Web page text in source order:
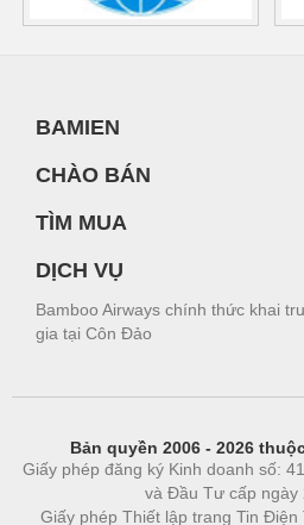
BAMIEN
CHÀO BÁN
TÌM MUA
DỊCH VỤ
Bamboo Airways chính thức khai
gia tại Côn Đảo
Bản quyền 2006 - 2026
Giấy phép đăng ký Kinh doanh số:
và Đầu Tư cấp ngày
Giấy phép Thiết lập trang Tin